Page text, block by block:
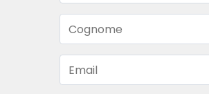
Cognome
Email